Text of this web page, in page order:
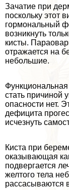
Зачатие при
поскольку этот
гормональный
возникнуть
кисты.
отражается на
небольшие.
стать причиной
опасности нет.
дефицита
исчезнуть
Киста при
оказывающая
подвергается
желтого тела
рассасываются